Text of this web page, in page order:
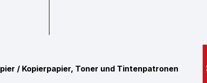
/ Kopierpapier, Toner und Tintenpatronen